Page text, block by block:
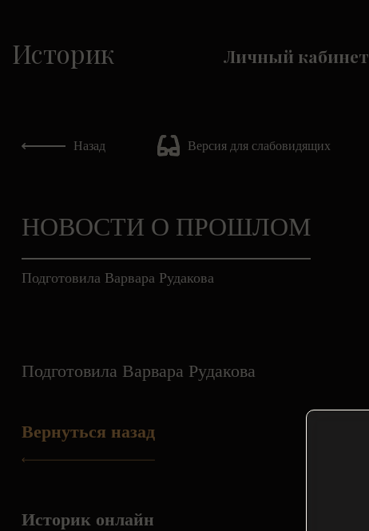
Историк Личный кабинет
Назад Версия для слабовидящих
НОВОСТИ О ПРОШЛОМ
Подготовила Варвара Рудакова
Подготовила Варвара Рудакова
Вернуться назад
Историк онлайн